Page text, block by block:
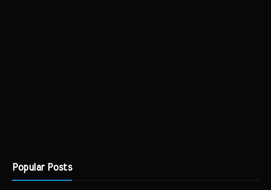
Popular Posts